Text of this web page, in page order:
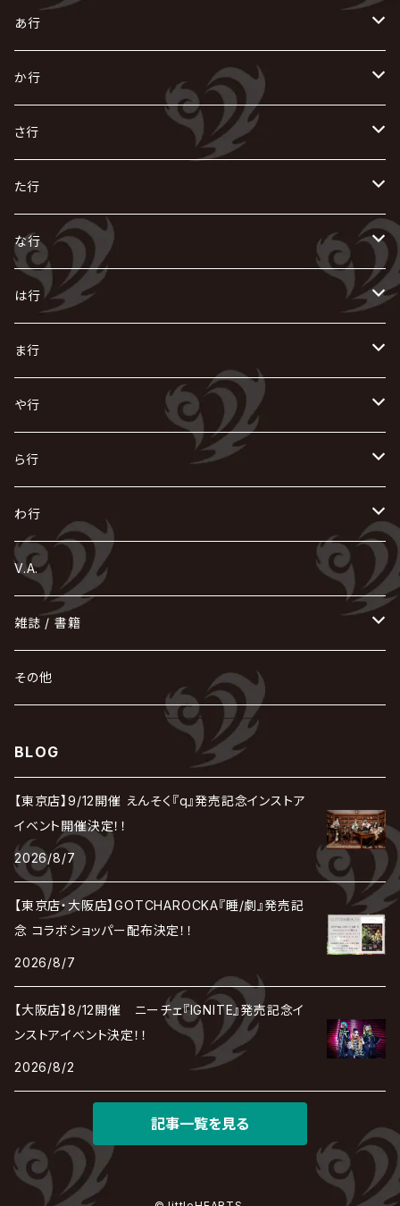
あ行
あ
R指定
AIOLIN
i.D.A
AKIHIDE
Azavana
Acid Black Cherry
Ashmaze.
甘い暴力
ΛrlequiΩ / アルルカン
Angelo
い
IKUO
exist†trace
生熊耕治
色々な十字架
168 / 葵-168-
う
VIRGE / ヴァージュ
Waive
UCHUSENTAI:NOIZ / 宇宙戦隊NOIZ
え
ACE OF SPADES
X JAPAN
LSN / The LEGENDARY SIX NINE
お
AURORIZE
OFIAM
か行
か
怪人二十面奏
Kαin
kein
the GazettE
GOTCHAROCKA
蛾と蝶
河村隆一
き
KISAKI
キズ
KIRITO / キリト
己龍
く
Crack6
グラビティ
GREN / グレン
黒夢
け
[ kei ] / 圭
仮病
こ
GOATBED
ゴールデンボンバー
CONTRASTZ
さ行
さ
ザアザア
The THIRTEEN
XANVALA
し
Zeke Deux
Z CLEAR
Sick²
ジグソウ
シド
JAKIGAN MEISTER
Chanty
Janne Da Arc
sugar
JILUKA
Jin-Machine
す
Z CLEAR
超ジャシー
sukekiyo
SCAPEGOAT
SPLENDID GOD GIRAFFE
SLAPSLY / CHIYU
せ
ゼラ
零[Hz]
そ
SOPHIA
ZOMBIE / ぞんび
た行
た
DASEIN
DAIGO
DADAROMA
逹瑯
DAVID / SUI / 縁
DARRELL
ち
CHAQLA.
つ
て
D
DIAURA
DaizyStripper
D'ESPAIRSRAY
DEXCORE
DEZERT
deadman
DEVILOOF
DuelJewel
D'ERLANGER
と
東京花嫁
Tourbillon
Dawnman
な行
な
NIGHTMARE
NAZARE
に
NiEL
NICOLAS
ぬ
nurié
ね
NETH PRIERE CAIN
NEVERLAND
の
NoGoD
NOCTURNAL BLOODLUST
は行
は
heidi.
H.U.G
BugLug
HAZUKI / 葉月
薔薇の宮殿
BAROQUE
ひ
HERO
美炎-BIEN-
HIZAKI
hide with Spread Beaver / hide
HIDE-ZOU
ふ
Far East Dizain
Fatüm
FANTASTIC◇CIRCUS
Blu-BiLLioN
BULL ZEICHEN 88
BULL FIELD
BREAKERZ
BLAZE
へ
BabyKingdom
THE BEETHOVEN
The Benjamin
ペンタゴン
ほ
POIDOL
HOLLOWGRAM
ま行
ま
THE MICRO HEAD 4N'S
MAO / マオ from SID
マガツノート
machine
マツタケワークス
THE MADNA
MAMA.
まみれた / MAMIRETA
MALICE MIZER
み
未完成アリス
ミスイ
mitsu
む
MUCC / ムック
め
メトロノーム
MERRY / メリー
も
THE MORTAL
最上川司
や行
や
ヤミテラ / 外道反逆者ヤミテラ
ゆ
YUKIYA / 藤田幸也
ユナイト
よ
ら行
ら
rice
Rides In ReVellion
LAB.THE BASEMENT / ラボ ザ ベヰスメント
RAN / 蘭
り
Leetspeak monsters
Ricky
LIBRAVEL / リブラヴェル
LIPHLICH
Lill
る
Ruiza
LUNA SEA
れ
the Raid.
REIGN
RAZOR
LSN / The LEGENDARY SIX NINE
Rorschach.inc
ロマン急行
わ行
わ
wyse
我が為
V.A.
雑誌 / 書籍
hévn
その他
BLOG
【東京店】9/12開催 えんそく『q』発売記念インストア
イベント開催決定！！
2026/8/7
【東京店・大阪店】GOTCHAROCKA『睡/劇』発売記
念 コラボショッパー配布決定！！
2026/8/7
【大阪店】8/12開催 ニーチェ『IGNITE』発売記念イ
ンストアイベント決定！！
2026/8/2
記事一覧を見る